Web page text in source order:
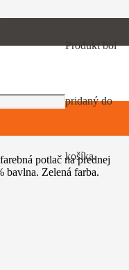
Produktbol
pridaný do
košíka.
voľný čas
potlač na prednej
bavlna. Zelená farba.